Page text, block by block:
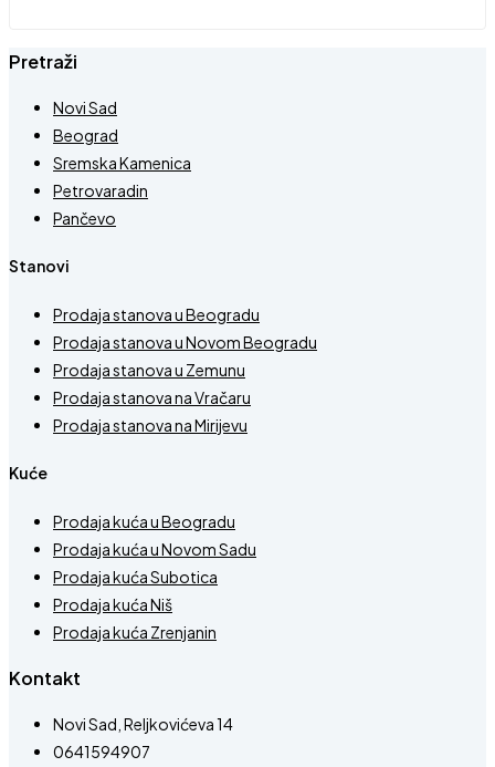
Pretraži
Novi Sad
Beograd
Sremska Kamenica
Petrovaradin
Pančevo
Stanovi
Prodaja stanova u Beogradu
Prodaja stanova u Novom Beogradu
Prodaja stanova u Zemunu
Prodaja stanova na Vračaru
Prodaja stanova na Mirijevu
Kuće
Prodaja kuća u Beogradu
Prodaja kuća u Novom Sadu
Prodaja kuća Subotica
Prodaja kuća Niš
Prodaja kuća Zrenjanin
Kontakt
Novi Sad, Reljkovićeva 14
0641594907